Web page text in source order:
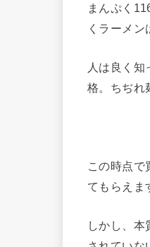
まんぷく
くラーメン
人は良く
格。ちぢれ
この時点で
てもらえま
しかし、